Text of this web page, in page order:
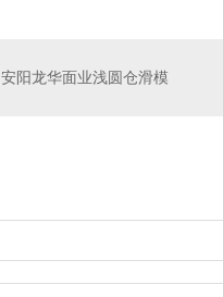
安阳龙华面业浅圆仓滑模